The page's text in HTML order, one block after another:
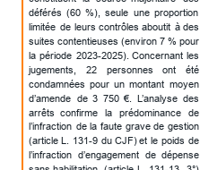
déférés (60 %), seule une proportion
limitée de leurs contrôles aboutit à des
suites contentieuses (environ 7 % pour
la période 2023-2025). Concernant les
jugements,
22 personnes ont
été
condamnées pour un montant moyen
d’amende de 3 750 €. L’analyse des
arrêts confirme la prédominance de
l’infraction de la faute grave de gestion
(article L. 131-9 du CJF)et le poids de
l’infraction d’engagement de dépense